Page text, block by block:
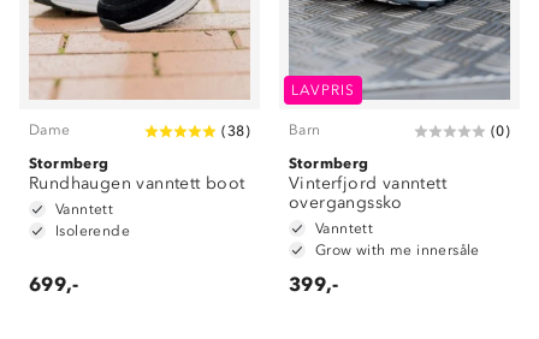
Dame (38)
Stormberg
Rundhaugen vanntett boot
Vanntett
Isolerende
699,-
LAVPRIS
Barn (0)
Stormberg
Vinterfjord vanntett
overgangssko
Vanntett
Grow with me innersåle
399,-
Verdigrunnlag